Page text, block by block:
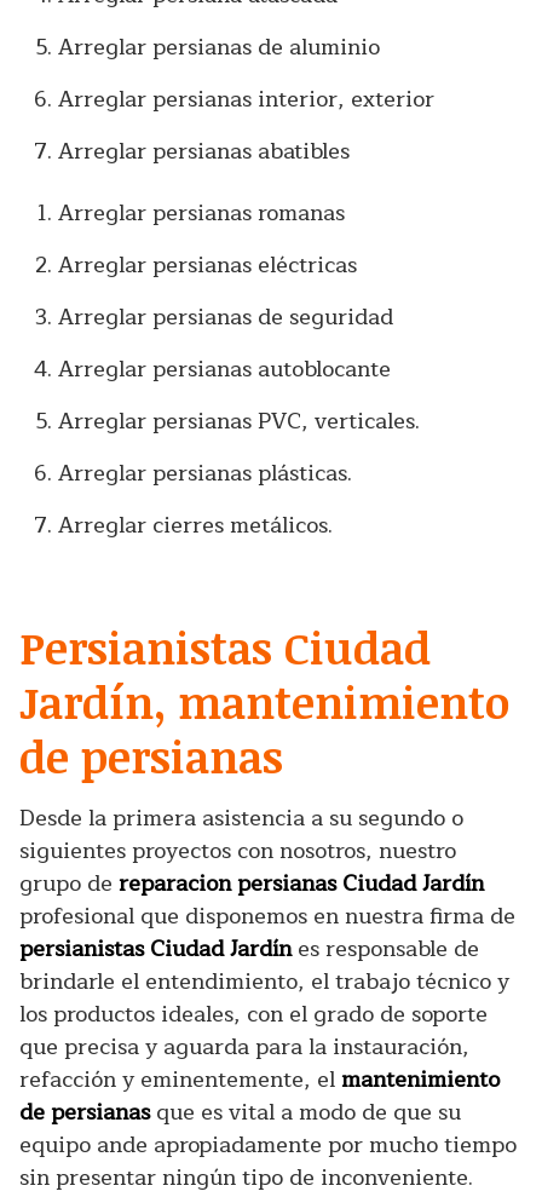
Arreglar persianas de aluminio
Arreglar persianas interior, exterior
Arreglar persianas abatibles
Arreglar persianas romanas
Arreglar persianas eléctricas
Arreglar persianas de seguridad
Arreglar persianas autoblocante
Arreglar persianas PVC, verticales.
Arreglar persianas plásticas.
Arreglar cierres metálicos.
Persianistas Ciudad
Jardín, mantenimiento
de persianas
Desde la primera asistencia a su segundo o
siguientes proyectos con nosotros, nuestro
grupo de reparacion persianas Ciudad Jardín
profesional que disponemos en nuestra firma de
persianistas Ciudad Jardínes responsable de
brindarle el entendimiento, el trabajo técnico y
los productos ideales, con el grado de soporte
que precisa y aguarda para la instauración,
refacción y eminentemente, elmantenimiento
de persianasque es vital a modo de que su
equipo ande apropiadamente por mucho tiempo
sin presentar ningún tipo de inconveniente.